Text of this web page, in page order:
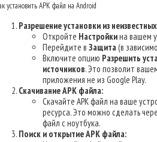
установить APK файл на Android
Разрешение установки из
Откройте Настройкина вашем
Перейдите в Защита(в
Включите опцию Разрешить
источников. Это позволит
приложения не из Google Play.
Скачивание APK файла:
Скачайте APK файл на ваше
ресурса. Это можно сделать
файл с ноутбука.
Поиск и открытие APK файла: